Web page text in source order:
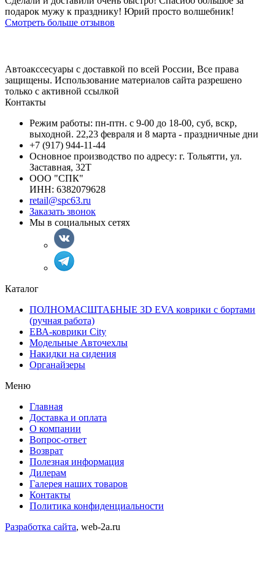
подарок мужу к празднику! Юрий просто волшебник!
Смотреть больше отзывов
Автоакссесуары с доставкой по всей России, Все права
защищены. Использование материалов сайта разрешено
только с активной ссылкой
Контакты
Режим работы: пн-птн. с 9-00 до 18-00, суб, вскр,
выходной. 22,23 февраля и 8 марта - праздничные дни
+7 (917) 944-11-44
Основное производство по адресу: г. Тольятти, ул.
Заставная, 32Т
ООО "СПК"
ИНН: 6382079628
retail@spc63.ru
Заказать звонок
Мы в социальных сетях
Каталог
ПОЛНОМАСШТАБНЫЕ 3D EVA коврики с бортами
(ручная работа)
ЕВА-коврики City
Модельные Авточехлы
Накидки на сидения
Органайзеры
Меню
Главная
Доставка и оплата
О компании
Вопрос-ответ
Возврат
Полезная информация
Дилерам
Галерея наших товаров
Контакты
Политика конфиденциальности
Разработка сайта, web-2a.ru